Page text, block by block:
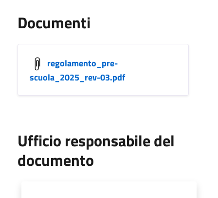
Documenti
regolamento_pre-
scuola_2025_rev-03.pdf
Ufficio responsabile del
documento